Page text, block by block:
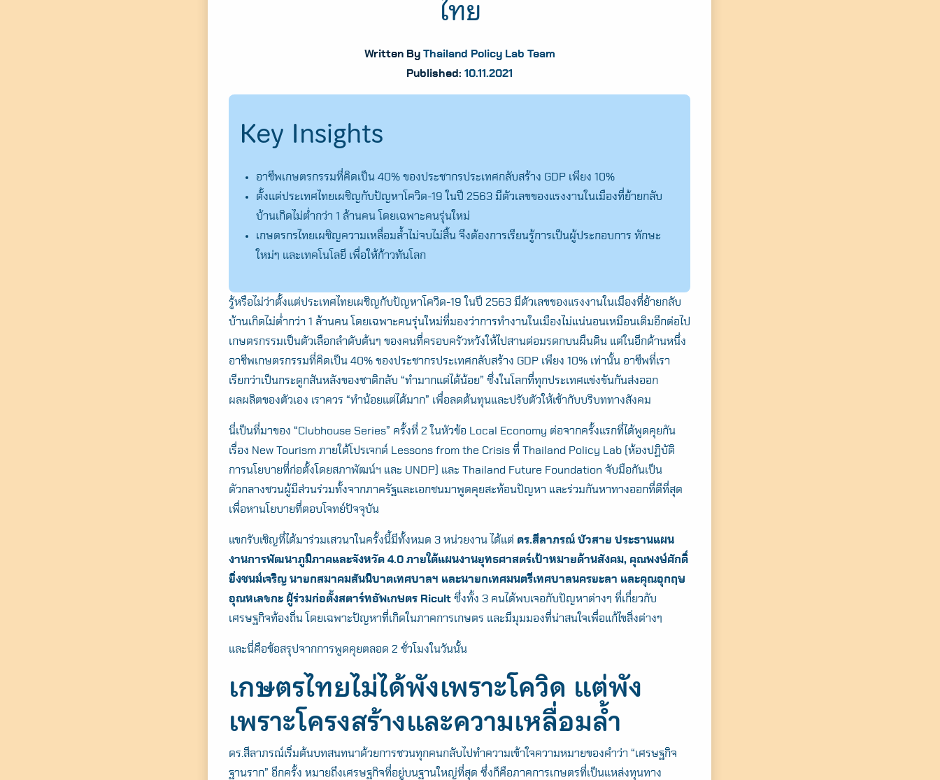
ไทย
Written By Thailand Policy Lab Team
Published: 10.11.2021
Key Insights
อาชีพเกษตรกรรมที่คิดเป็น 40% ของประชากรประเทศกลับสร้าง GDP เพียง 10%
ตั้งแต่ประเทศไทยเผชิญกับปัญหาโควิด-19 ในปี 2563 มีตัวเลขของแรงงานในเมืองที่ย้ายกลับ
บ้านเกิดไม่ต่ำกว่า 1 ล้านคน โดยเฉพาะคนรุ่นใหม่
เกษตรกรไทยเผชิญความเหลื่อมล้ำไม่จบไม่สิ้น จึงต้องการเรียนรู้การเป็นผู้ประกอบการ ทักษะ
ใหม่ๆ และเทคโนโลยี เพื่อให้ก้าวทันโลก
รู้หรือไม่ว่าตั้งแต่ประเทศไทยเผชิญกับปัญหาโควิด-19 ในปี 2563 มีตัวเลขของแรงงานในเมืองที่ย้ายกลับ
บ้านเกิดไม่ต่ำกว่า 1 ล้านคน โดยเฉพาะคนรุ่นใหม่ที่มองว่าการทำงานในเมืองไม่แน่นอนเหมือนเดิมอีกต่อไป
เกษตรกรรมเป็นตัวเลือกลำดับต้นๆ ของคนที่ครอบครัวหวังให้ไปสานต่อมรดกบนผืนดิน แต่ในอีกด้านหนึ่ง
อาชีพเกษตรกรรมที่คิดเป็น 40% ของประชากรประเทศกลับสร้าง GDP เพียง 10% เท่านั้น อาชีพที่เรา
เรียกว่าเป็นกระดูกสันหลังของชาติกลับ “ทำมากแต่ได้น้อย” ซึ่งในโลกที่ทุกประเทศแข่งขันกันส่งออก
ผลผลิตของตัวเอง เราควร “ทำน้อยแต่ได้มาก” เพื่อลดต้นทุนและปรับตัวให้เข้ากับบริบททางสังคม
นี่เป็นที่มาของ “Clubhouse Series” ครั้งที่ 2 ในหัวข้อ Local Economy ต่อจากครั้งแรกที่ได้พูดคุยกัน
เรื่อง New Tourism ภายใต้โปรเจกต์ Lessons from the Crisis ที่ Thailand Policy Lab (ห้องปฏิบัติ
การนโยบายที่ก่อตั้งโดยสภาพัฒน์ฯ และ UNDP) และ Thailand Future Foundation จับมือกันเป็น
ตัวกลางชวนผู้มีส่วนร่วมทั้งจากภาครัฐและเอกชนมาพูดคุยสะท้อนปัญหา และร่วมกันหาทางออกที่ดีที่สุด
เพื่อหานโยบายที่ตอบโจทย์ปัจจุบัน
แขกรับเชิญที่ได้มาร่วมเสวนาในครั้งนี้มีทั้งหมด 3 หน่วยงาน ได้แต่ ดร.สีลาภรณ์ บัวสาย ประธานแผน
งานการพัฒนาภูมิภาคและจังหวัด 4.0 ภายใต้แผนงานยุทธศาสตร์เป้าหมายด้านสังคม, คุณพงษ์ศักดิ์
ยิ่งชนม์เจริญ นายกสมาคมสันนิบาตเทศบาลฯ และนายกเทศมนตรีเทศบาลนครยะลา และคุณอุกฤษ
อุณหเลขกะ ผู้ร่วมก่อตั้งสตาร์ทอัพเกษตร Ricult ซึ่งทั้ง 3 คนได้พบเจอกับปัญหาต่างๆ ที่เกี่ยวกับ
เศรษฐกิจท้องถิ่น โดยเฉพาะปัญหาที่เกิดในภาคการเกษตร และมีมุมมองที่น่าสนใจเพื่อแก้ไขสิ่งต่างๆ
และนี่คือข้อสรุปจากการพูดคุยตลอด 2 ชั่วโมงในวันนั้น
เกษตรไทยไม่ได้พังเพราะโควิด แต่พัง
เพราะโครงสร้างและความเหลื่อมล้ำ
ดร.สีลาภรณ์เริ่มต้นบทสนทนาด้วยการชวนทุกคนกลับไปทำความเข้าใจความหมายของคำว่า “เศรษฐกิจ
ฐานราก” อีกครั้ง หมายถึงเศรษฐกิจที่อยู่บนฐานใหญ่ที่สุด ซึ่งก็คือภาคการเกษตรที่เป็นแหล่งทุนทาง